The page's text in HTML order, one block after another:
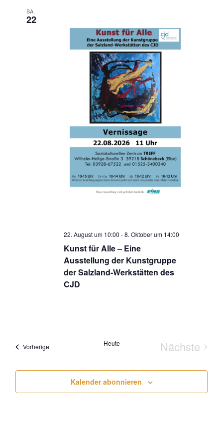
SA.
22
Kunst für Alle – Eine
Ausstellung der Kunstgruppe
der Salzland-Werkstätten des
CJD
22. August um 10:00 -8. Oktober um 14:00
Vorherige Heute
Nächste
Kalender abonnieren